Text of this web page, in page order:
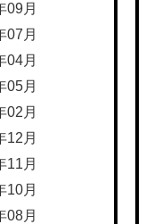
09月
07月
04月
05月
02月
12月
11月
10月
08月